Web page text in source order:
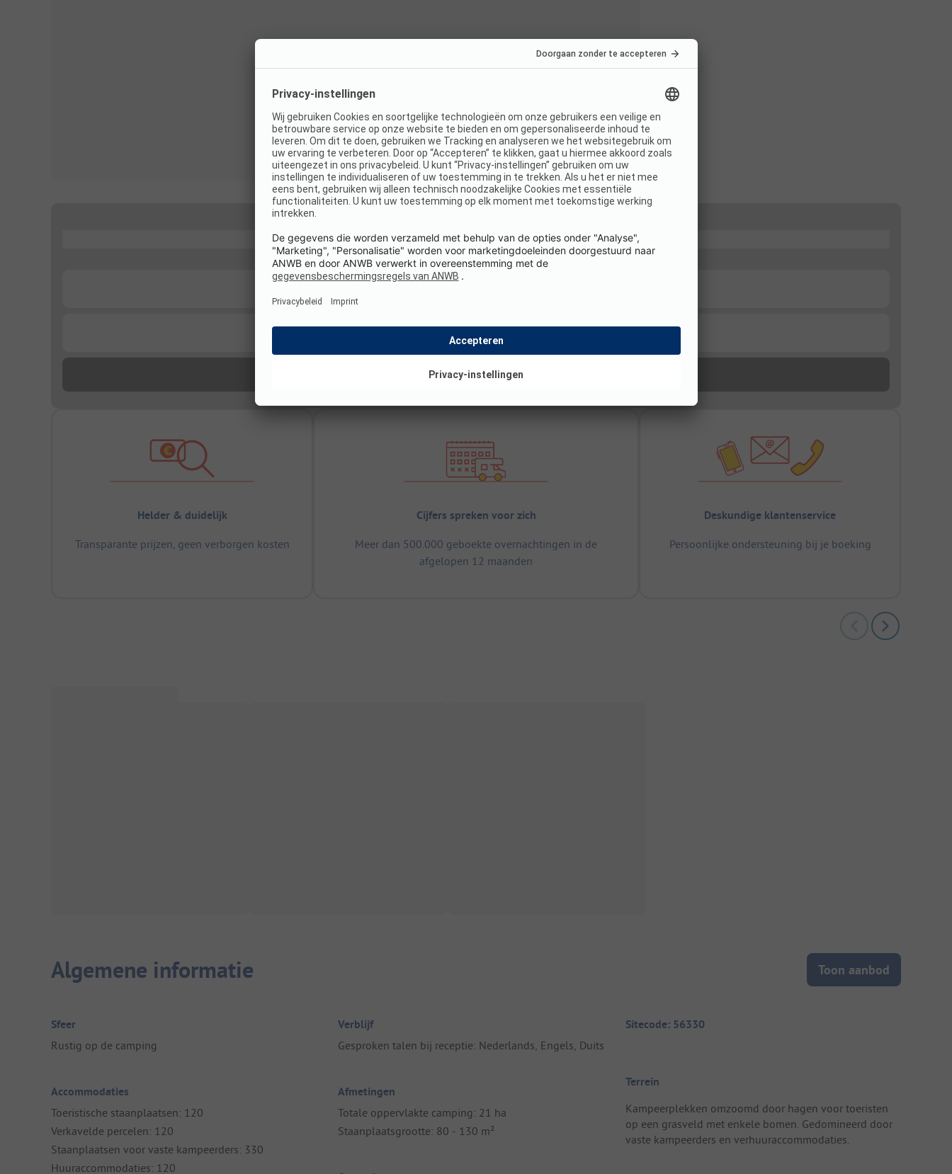
Helder & duidelijk
Transparante prijzen, geen verborgen kosten
Cijfers spreken voor zich
Meer dan 500.000 geboekte overnachtingen in de
afgelopen 12 maanden
Deskundige klantenservice
Persoonlijke ondersteuning bij je boeking
Algemene informatie Toon aanbod
Sfeer
Rustig op de camping
Accommodaties
Toeristische staanplaatsen: 120
Verkavelde percelen: 120
Staanplaatsen voor vaste kampeerders: 330
Huuraccommodaties: 120
Verblijf
Gesproken talen bij receptie: Nederlands, Engels, Duits
Afmetingen
Totale oppervlakte camping: 21 ha
Staanplaatsgrootte: 80 - 130 m²
Sitecode: 56330
Terrein
Kampeerplekken omzoomd door hagen voor toeristen
op een grasveld met enkele bomen. Gedomineerd door
vaste kampeerders en verhuuraccommodaties.